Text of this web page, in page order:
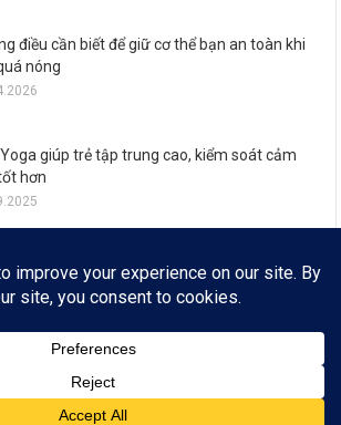
điều cần biết để giữ cơ thể bạn an toàn khi
nóng
giúp trẻ tập trung cao, kiểm soát cảm
hơn
ra mắt loạt tính năng đón Tết Ất Tỵ cho 77,6
người dùng
* SỔ TAY CÔNG NGHỆ * EMAIL:
INFOSEE.TECHNOTE@GMAIL.COM